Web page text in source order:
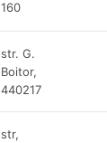
160
str. G.
Boitor,
440217
str,